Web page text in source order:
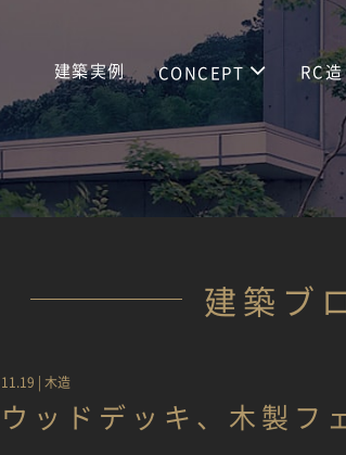
建築実例 CONCEPT RC造
建築ブ
11.19 | 木造
ウッドデッキ、木製フ